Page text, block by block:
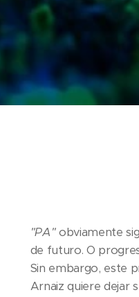
"PA"obviamente
de futuro. O
Sin embargo, este
Arnaiz quiere dejar